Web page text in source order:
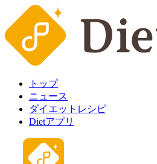
トップ
ニュース
ダイエットレシピ
Dietアプリ